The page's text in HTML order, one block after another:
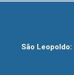
São Leopoldo: